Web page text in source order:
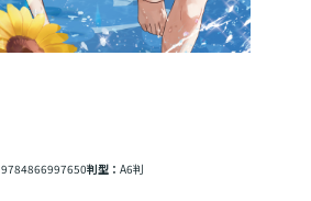
9784866997650判型： A6判